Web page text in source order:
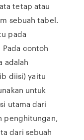
tetap atau
sebuah tabel.
pada
Pada contoh
adalah
diisi) yaitu
untuk
utama dari
penghitungan,
dari sebuah